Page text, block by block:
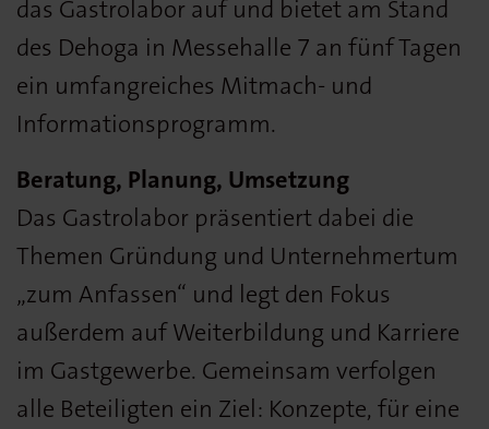
das Gastrolabor auf und bietet am Stand
des Dehoga in Messehalle 7 an fünf Tagen
ein umfangreiches Mitmach- und
Informationsprogramm.
Beratung, Planung, Umsetzung
Das Gastrolabor präsentiert dabei die
Themen Gründung und Unternehmertum
„zum Anfassen“ und legt den Fokus
außerdem auf Weiterbildung und Karriere
im Gastgewerbe. Gemeinsam verfolgen
alle Beteiligten ein Ziel: Konzepte, für eine